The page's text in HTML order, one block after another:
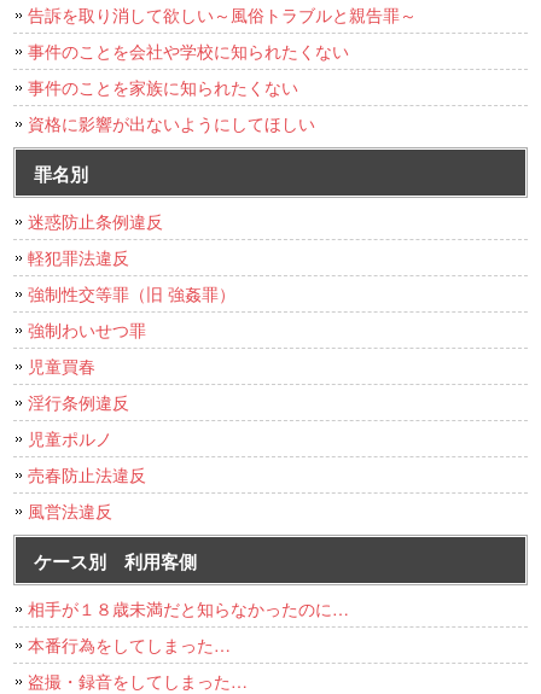
告訴を取り消して欲しい～風俗トラブルと親告罪～
事件のことを会社や学校に知られたくない
事件のことを家族に知られたくない
資格に影響が出ないようにしてほしい
罪名別
迷惑防止条例違反
軽犯罪法違反
強制性交等罪（旧 強姦罪）
強制わいせつ罪
児童買春
淫行条例違反
児童ポルノ
売春防止法違反
風営法違反
ケース別 利用客側
相手が１８歳未満だと知らなかったのに…
本番行為をしてしまった…
盗撮・録音をしてしまった…